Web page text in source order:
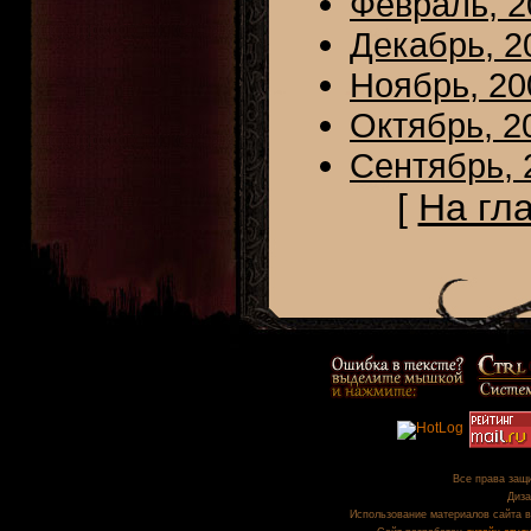
Декабрь,
Ноябрь,
Октябрь,
Сентябрь,
[ На
Все права
Использование материалов сайта